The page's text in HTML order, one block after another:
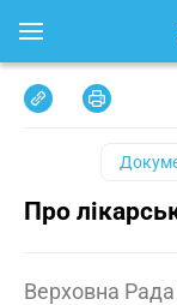
Про
Верховна Рада